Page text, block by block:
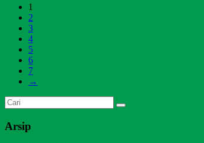
1
2
3
4
5
6
7
→
Arsip